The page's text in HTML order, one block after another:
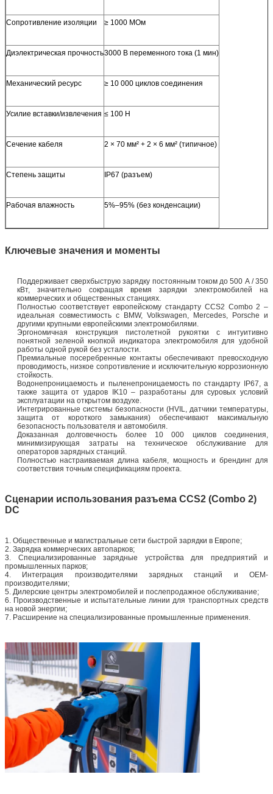
Сопротивление изоляции ≥ 1000 МОм
Диэлектрическая прочность3000 В переменного тока (1 мин)
Механический ресурс ≥ 10 000 циклов соединения
Усилие вставки/извлечения ≤ 100 Н
Сечение кабеля 2 × 70 мм² + 2 × 6 мм² (типичное)
Степень защиты IP67 (разъем)
Рабочая влажность 5%–95% (без конденсации)
Ключевые значения и моменты
Поддерживает сверхбыструю зарядку постоянным током до 500 А / 350
кВт, значительно сокращая время зарядки электромобилей на
коммерческих и общественных станциях.
Полностью соответствует европейскому стандарту CCS2 Combo 2 –
идеальная совместимость с BMW, Volkswagen, Mercedes, Porsche и
другими крупными европейскими электромобилями.
Эргономичная конструкция пистолетной рукоятки с интуитивно
понятной зеленой кнопкой индикатора электромобиля для удобной
работы одной рукой без усталости.
Премиальные посеребренные контакты обеспечивают превосходную
проводимость, низкое сопротивление и исключительную коррозионную
стойкость.
Водонепроницаемость и пыленепроницаемость по стандарту IP67, а
также защита от ударов IK10 – разработаны для суровых условий
эксплуатации на открытом воздухе.
Интегрированные системы безопасности (HVIL, датчики температуры,
защита от короткого замыкания) обеспечивают максимальную
безопасность пользователя и автомобиля.
Доказанная долговечность более 10 000 циклов соединения,
минимизирующая затраты на техническое обслуживание для
операторов зарядных станций.
Полностью настраиваемая длина кабеля, мощность и брендинг для
соответствия точным спецификациям проекта.
Сценарии использования разъема CCS2 (Combo 2)
DC
1. Общественные и магистральные сети быстрой зарядки в Европе;
2. Зарядка коммерческих автопарков;
3. Специализированные зарядные устройства для предприятий и
промышленных парков;
4. Интеграция производителями зарядных станций и OEM-
производителями;
5. Дилерские центры электромобилей и послепродажное обслуживание;
6. Производственные и испытательные линии для транспортных средств
на новой энергии;
7. Расширение на специализированные промышленные применения.